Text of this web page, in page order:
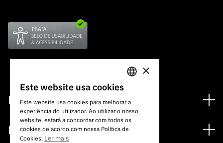
Financiamento
Programas de Financiamento
Internacional
Media
PORTUGUESE
ENGLISH
×
Este website usa cookies
Este website usa cookies para melhorar a
experiência do utilizador. Ao utilizar o nosso
website, estará a concordar com todos os
cookies de acordo com nossa Política de
Cookies. Ler mais